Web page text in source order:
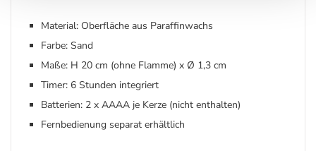
Material: Oberfläche aus Paraffinwachs
Farbe: Sand
Maße: H 20 cm (ohne Flamme) x Ø 1,3 cm
Timer: 6 Stunden integriert
Batterien: 2 x AAAA je Kerze (nicht enthalten)
Fernbedienung separat erhältlich